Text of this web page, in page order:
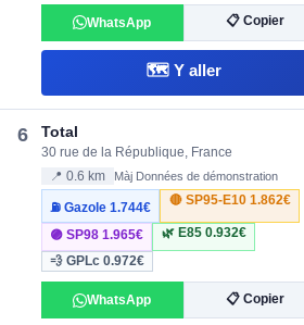
WhatsApp 📋 Copier
🗺️ Y aller
6 Total
30 rue de la République, France
📍 0.6 km Màj Données de démonstration
⛽ Gazole1.744€
🔴 SP95-E10 1.862€
🟣 SP981.965€ 🌿 E85 0.932€
💨 GPLc0.972€
WhatsApp 📋 Copier